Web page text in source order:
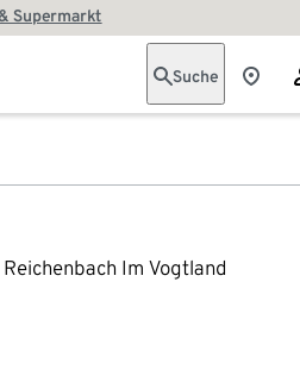
Supermarkt
Suche
Reichenbach Im Vogtland